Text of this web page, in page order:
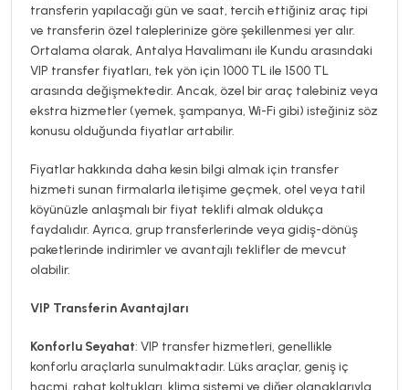
transferin yapılacağı gün ve saat, tercih ettiğiniz araç tipi
ve transferin özel taleplerinize göre şekillenmesi yer alır.
Ortalama olarak, Antalya Havalimanı ile Kundu arasındaki
VIP transfer fiyatları, tek yön için 1000 TL ile 1500 TL
arasında değişmektedir. Ancak, özel bir araç talebiniz veya
ekstra hizmetler (yemek, şampanya, Wi-Fi gibi) isteğiniz söz
konusu olduğunda fiyatlar artabilir.
Fiyatlar hakkında daha kesin bilgi almak için transfer
hizmeti sunan firmalarla iletişime geçmek, otel veya tatil
köyünüzle anlaşmalı bir fiyat teklifi almak oldukça
faydalıdır. Ayrıca, grup transferlerinde veya gidiş-dönüş
paketlerinde indirimler ve avantajlı teklifler de mevcut
olabilir.
VIP Transferin Avantajları
Konforlu Seyahat: VIP transfer hizmetleri, genellikle
konforlu araçlarla sunulmaktadır. Lüks araçlar, geniş iç